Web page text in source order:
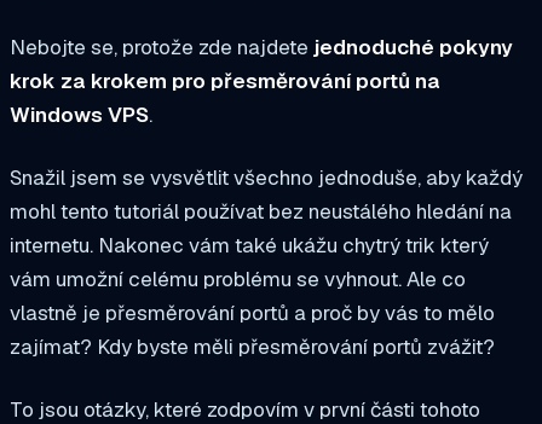
Nebojte se, protože zde najdete jednoduché pokyny
krok za krokem pro přesměrování portů na
Windows VPS.
Snažil jsem se vysvětlit všechno jednoduše, aby každý
mohl tento tutoriál používat bez neustálého hledání na
internetu. Nakonec vám také ukážu chytrý trik který
vám umožní celému problému se vyhnout.Ale co
vlastně je přesměrování portů a proč by vás to mělo
zajímat? Kdy byste měli přesměrování portů zvážit?
To jsou otázky, které zodpovím v první části tohoto